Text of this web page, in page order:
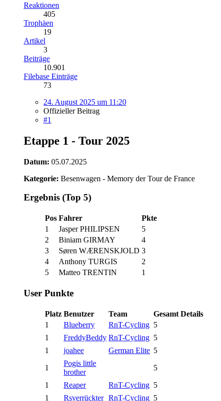
Reaktionen
405
Trophäen
19
Artikel
3
Beiträge
10.901
Filebase Einträge
73
24. August 2025 um 11:20
Offizieller Beitrag
#1
Etappe 1 - Tour 2025
Datum: 05.07.2025
Kategorie: Besenwagen - Memory der Tour de France
Ergebnis (Top 5)
Pos Fahrer
Pkte
1
Jasper PHILIPSEN
5
2
Biniam GIRMAY
4
3
Søren WÆRENSKJOLD 3
4
Anthony TURGIS
2
5
Matteo TRENTIN 1
User Punkte
Platz Benutzer Team Gesamt Details
1
Blueberry RnT-Cycling 5
1
FreddyBeddy RnT-Cycling 5
1
joahee German Elite 5
1
Pogis little
brother
5
1 Reaper RnT-Cycling 5
1
Rsverrückter RnT-Cycling 5